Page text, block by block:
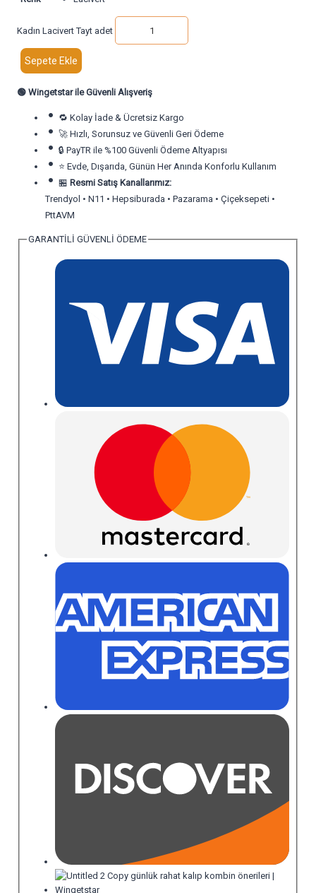
Kadın Lacivert Tayt adet
Sepete Ekle
🟢 Wingetstar ile Güvenli Alışveriş
🔁 Kolay İade & Ücretsiz Kargo
🚀 Hızlı, Sorunsuz ve Güvenli Geri Ödeme
🔒 PayTR ile %100 Güvenli Ödeme Altyapısı
⭐ Evde, Dışarıda, Günün Her Anında Konforlu Kullanım
🏪 Resmi Satış Kanallarımız:
Trendyol • N11 • Hepsiburada • Pazarama • Çiçeksepeti •
PttAVM
GARANTİLİ GÜVENLİ ÖDEME